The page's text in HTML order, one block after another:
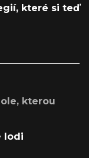
které si teď
kterou
lodi